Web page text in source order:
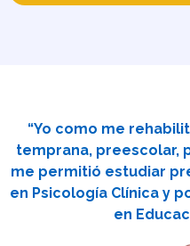
“Yo como me
temprana, preescolar,
me permitió estudiar
en Psicología Clínica y
en